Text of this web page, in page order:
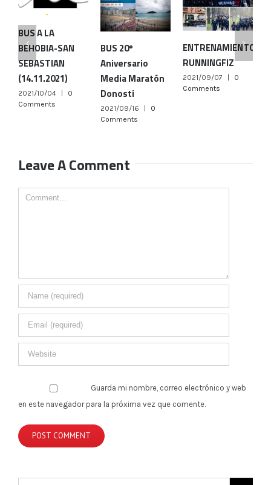
BUS A LA
BEHOBIA-SAN
SEBASTIAN
(14.11.2021)
2021/10/04 |
0
Comments
BUS 20º
Aniversario
Media Maratón
Donosti
2021/09/16 |
0
Comments
ENTRENAMIENTOS
RUNNINGFIZ
2021/09/07 |
0
Comments
Leave A Comment
Comment
Guarda mi nombre, correo electrónico y web
en este navegador para la próxima vez que comente.